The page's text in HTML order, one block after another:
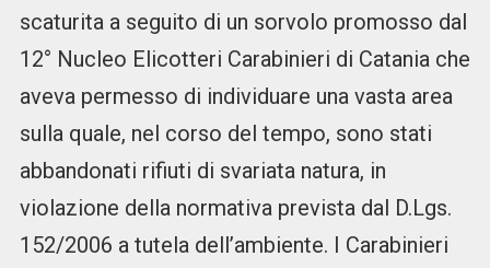
scaturita a seguito di un sorvolo promosso dal
12° Nucleo Elicotteri Carabinieri di Catania che
aveva permesso di individuare una vasta area
sulla quale, nel corso del tempo, sono stati
abbandonati rifiuti di svariata natura, in
violazione della normativa prevista dal D.Lgs.
152/2006 a tutela dell’ambiente. I Carabinieri